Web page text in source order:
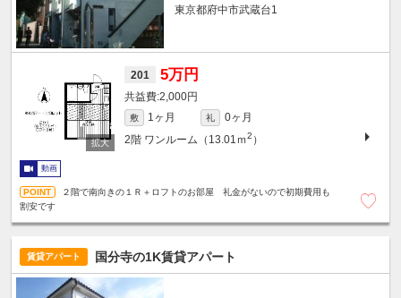
東京都府中市武蔵台1
201 5万円
2,000円
敷 1ヶ月 礼
0ヶ月
2階 ワンルーム（13.01ｍ2 ）
動画
２階で南向きの１Ｒ＋ロフトのお部屋 礼金がないので初期費用も
割安です
賃貸アパート 国分寺の1K賃貸アパート